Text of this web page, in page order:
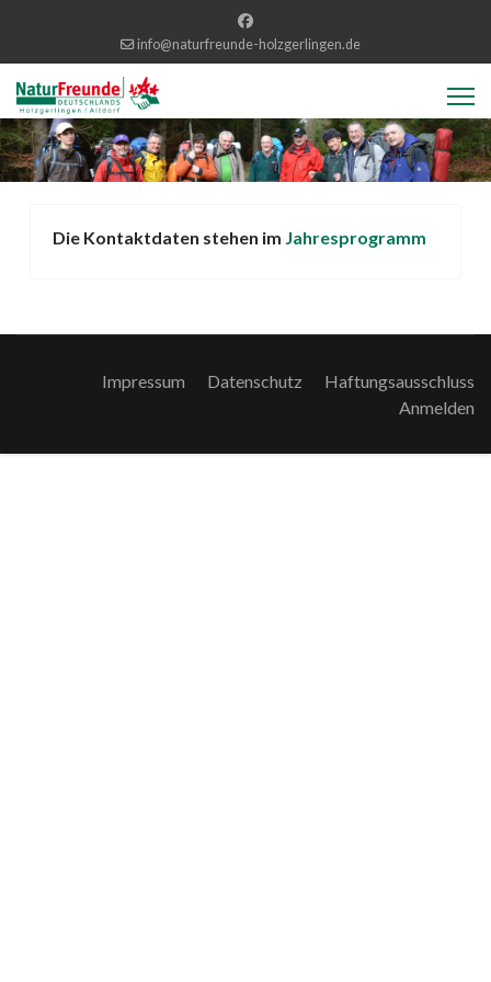
info@naturfreunde-holzgerlingen.de
Die Kontaktdaten stehen im Jahresprogramm
Impressum Datenschutz
Haftungsausschluss
Anmelden